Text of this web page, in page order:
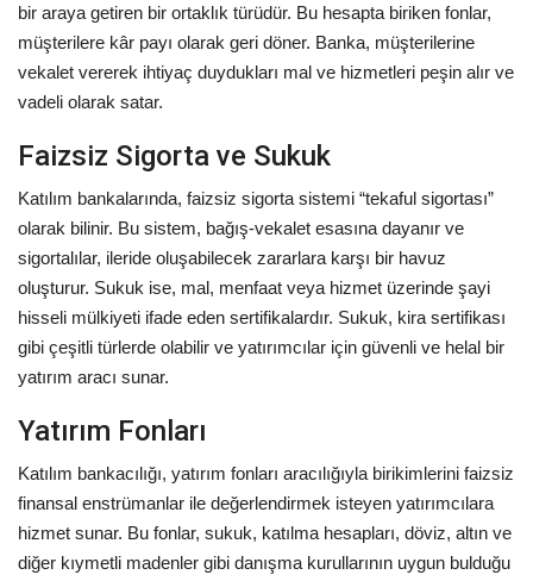
bir araya getiren bir ortaklık türüdür. Bu hesapta biriken fonlar,
müşterilere kâr payı olarak geri döner. Banka, müşterilerine
vekalet vererek ihtiyaç duydukları mal ve hizmetleri peşin alır ve
vadeli olarak satar.
Faizsiz Sigorta ve Sukuk
Katılım bankalarında, faizsiz sigorta sistemi “tekaful sigortası”
olarak bilinir. Bu sistem, bağış-vekalet esasına dayanır ve
sigortalılar, ileride oluşabilecek zararlara karşı bir havuz
oluşturur. Sukuk ise, mal, menfaat veya hizmet üzerinde şayi
hisseli mülkiyeti ifade eden sertifikalardır. Sukuk, kira sertifikası
gibi çeşitli türlerde olabilir ve yatırımcılar için güvenli ve helal bir
yatırım aracı sunar.
Yatırım Fonları
Katılım bankacılığı, yatırım fonları aracılığıyla birikimlerini faizsiz
finansal enstrümanlar ile değerlendirmek isteyen yatırımcılara
hizmet sunar. Bu fonlar, sukuk, katılma hesapları, döviz, altın ve
diğer kıymetli madenler gibi danışma kurullarının uygun bulduğu